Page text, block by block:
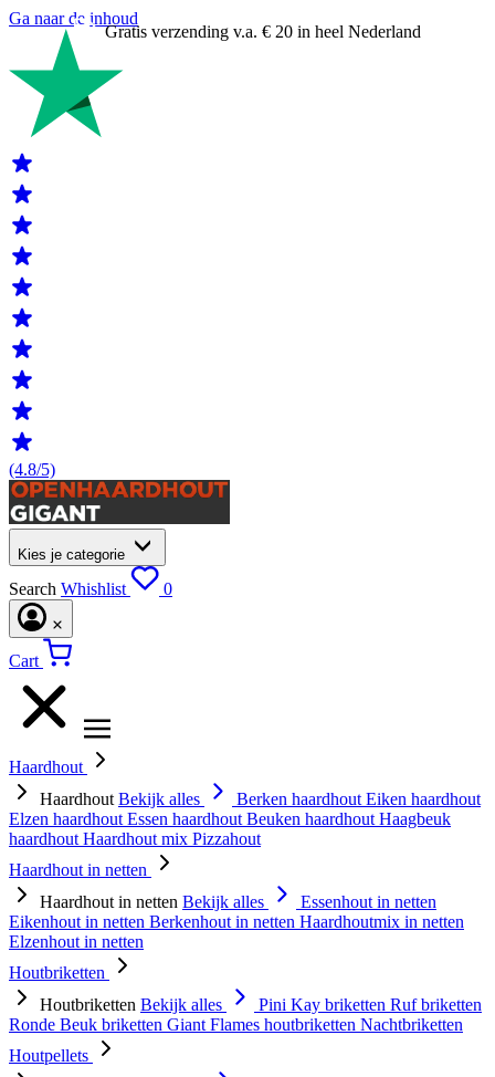
Ga naar de inhoud
Gratis verzending v.a. € 20 in heel Nederland
(4.8/5)
Kies je categorie
Search Whishlist 0
Cart
Haardhout
Haardhout Bekijk alles Berken haardhout Eiken haardhout
Elzen haardhout Essen haardhout Beuken haardhout Haagbeuk
haardhout Haardhout mix Pizzahout
Haardhout in netten
Haardhout in netten Bekijk alles
Essenhout in netten
Eikenhout in netten Berkenhout in netten Haardhoutmix in netten
Elzenhout in netten
Houtbriketten
Houtbriketten Bekijk alles Pini Kay briketten Ruf briketten
Ronde Beuk briketten Giant Flames houtbriketten Nachtbriketten
Houtpellets